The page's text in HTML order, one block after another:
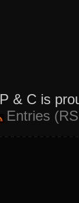
P & C is
Entries